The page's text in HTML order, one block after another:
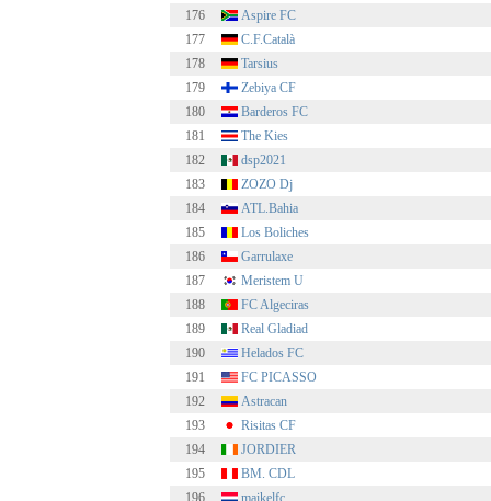
176
Aspire FC
177
C.F.Català
178
Tarsius
179
Zebiya CF
180
Barderos FC
181
The Kies
182
dsp2021
183
ZOZO Dj
184
ATL.Bahia
185
Los Boliches
186
Garrulaxe
187
Meristem U
188
FC Algeciras
189
Real Gladiad
190
Helados FC
191
FC PICASSO
192
Astracan
193
Risitas CF
194
JORDIER
195
BM. CDL
196
maikelfc